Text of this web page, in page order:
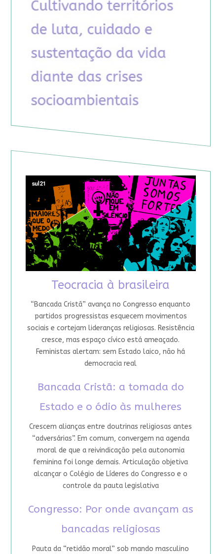
Teocracia à brasileira
“Bancada Cristã” avança no Congresso enquanto
partidos progressistas esquecem movimentos
sociais e cortejam lideranças religiosas. Resistência
cresce, mas espaço cívico está ameaçado.
Feministas alertam: sem Estado laico, não há
democracia real
Bancada Cristã: a tomada do
Estado e o ódio às mulheres
Crescem alianças entre doutrinas religiosas antes
“adversárias”. Em comum, convergem na agenda
moral de que a reivindicação pela autonomia
feminina foi longe demais. Articulação objetiva
alcançar o Colégio de Líderes do Congresso e o
controle da pauta legislativa
Congresso: Por onde avançam as
bancadas religiosas
Pauta da “retidão moral” sob mando masculino